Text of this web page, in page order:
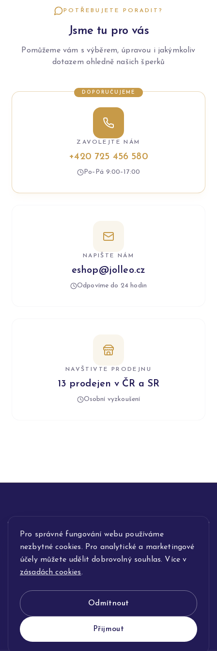
Pro správné fungování webu používáme
nezbytné cookies. Pro analytické a marketingové
účely můžete udělit dobrovolný souhlas. Více v
zásadách cookies.
Odmítnout
Přijmout
POTŘEBUJETE PORADIT?
Jsme tu pro vás
Pomůžeme vám s výběrem, úpravou i jakýmkoliv
dotazem ohledně našich šperků
DOPORUČUJEME
ZAVOLEJTE NÁM
+420 725 456 580
Po–Pá 9:00–17:00
NAPIŠTE NÁM
eshop@jolleo.cz
Odpovíme do 24 hodin
NAVŠTIVTE PRODEJNU
13 prodejen v ČR a SR
Osobní vyzkoušení
INFORMACE
POPIS SLUŽEB
KLENOTNICTVÍ JOLLEO